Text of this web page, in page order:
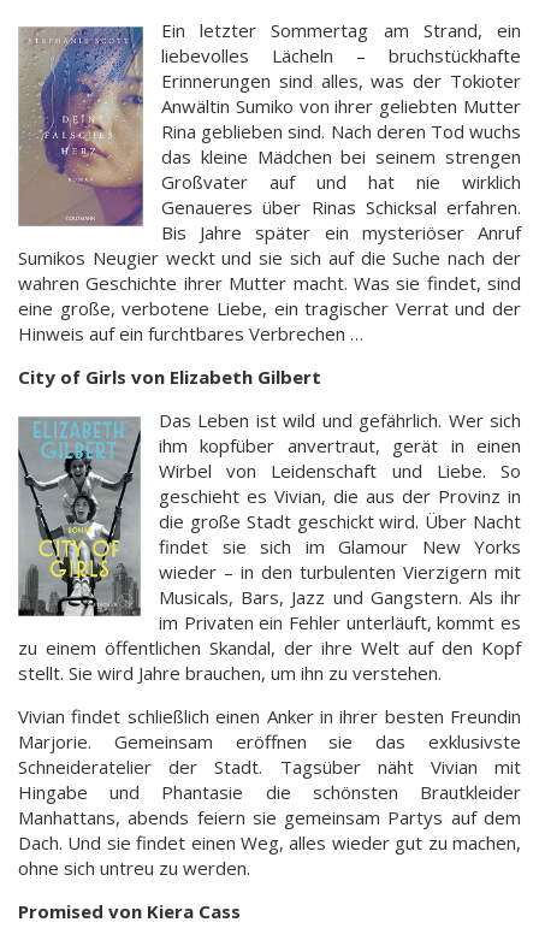
Ein letzter Sommertag am Strand, ein
liebevolles Lächeln – bruchstückhafte
Erinnerungen sind alles, was der Tokioter
Anwältin Sumiko von ihrer geliebten Mutter
Rina geblieben sind. Nach deren Tod wuchs
das kleine Mädchen bei seinem strengen
Großvater auf und hat nie wirklich
Genaueres über Rinas Schicksal erfahren.
Bis Jahre später ein mysteriöser Anruf
Sumikos Neugier weckt und sie sich auf die Suche nach der
wahren Geschichte ihrer Mutter macht. Was sie findet, sind
eine große, verbotene Liebe, ein tragischer Verrat und der
Hinweis auf ein furchtbares Verbrechen …
City of Girls von Elizabeth Gilbert
Das Leben ist wild und gefährlich. Wer sich
ihm kopfüber anvertraut, gerät in einen
Wirbel von Leidenschaft und Liebe. So
geschieht es Vivian, die aus der Provinz in
die große Stadt geschickt wird. Über Nacht
findet sie sich im Glamour New Yorks
wieder – in den turbulenten Vierzigern mit
Musicals, Bars, Jazz und Gangstern. Als ihr
im Privaten ein Fehler unterläuft, kommt es
zu einem öffentlichen Skandal, der ihre Welt auf den Kopf
stellt. Sie wird Jahre brauchen, um ihn zu verstehen.
Vivian findet schließlich einen Anker in ihrer besten Freundin
Marjorie. Gemeinsam eröffnen sie das exklusivste
Schneideratelier der Stadt. Tagsüber näht Vivian mit
Hingabe und Phantasie die schönsten Brautkleider
Manhattans, abends feiern sie gemeinsam Partys auf dem
Dach. Und sie findet einen Weg, alles wieder gut zu machen,
ohne sich untreu zu werden.
Promised von Kiera Cass